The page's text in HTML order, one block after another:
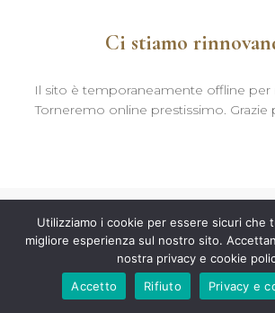
Ci stiamo
Il sito è temporaneamente offline per
Torneremo online prestissimo. Grazie
Utilizziamo i cookie per essere sicuri che
migliore esperienza sul nostro sito.
nostra privacy e cookie
Accetto
Rifiuto Privacy e